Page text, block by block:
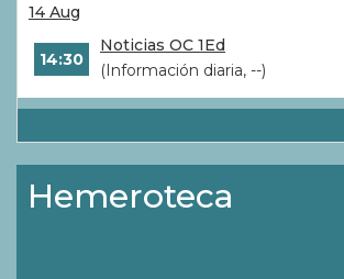
14 Aug
14:30
Noticias OC 1Ed
(Información diaria, --)
Hemeroteca